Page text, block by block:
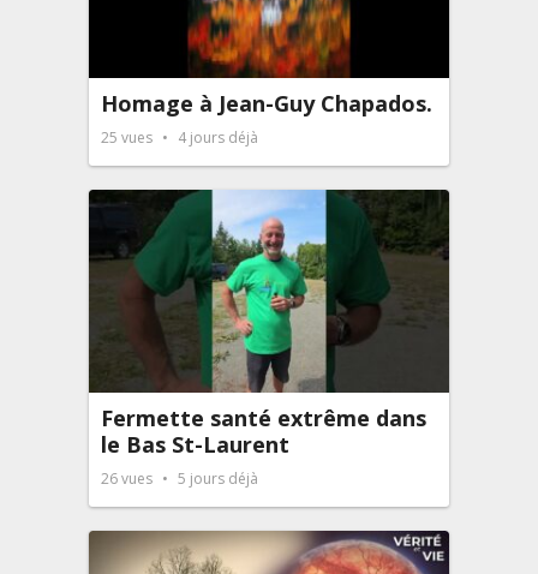
Homage à Jean-Guy Chapados.
25 vues 4 jours déjà
Fermette santé extrême dans
le Bas St-Laurent
26vues 5 jours déjà